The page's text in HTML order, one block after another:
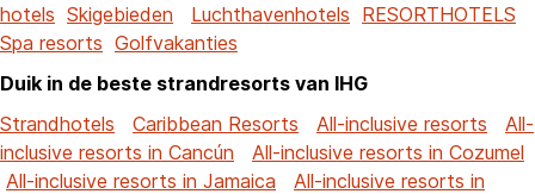
hotels Skigebieden Luchthavenhotels RESORTHOTELS
Spa resorts Golfvakanties
Duik in de beste strandresorts van IHG
Strandhotels
Caribbean Resorts All-inclusive resorts
All-
inclusive resorts in Cancún
All-inclusive resorts in Cozumel
All-inclusive resorts in Jamaica
All-inclusive resorts in